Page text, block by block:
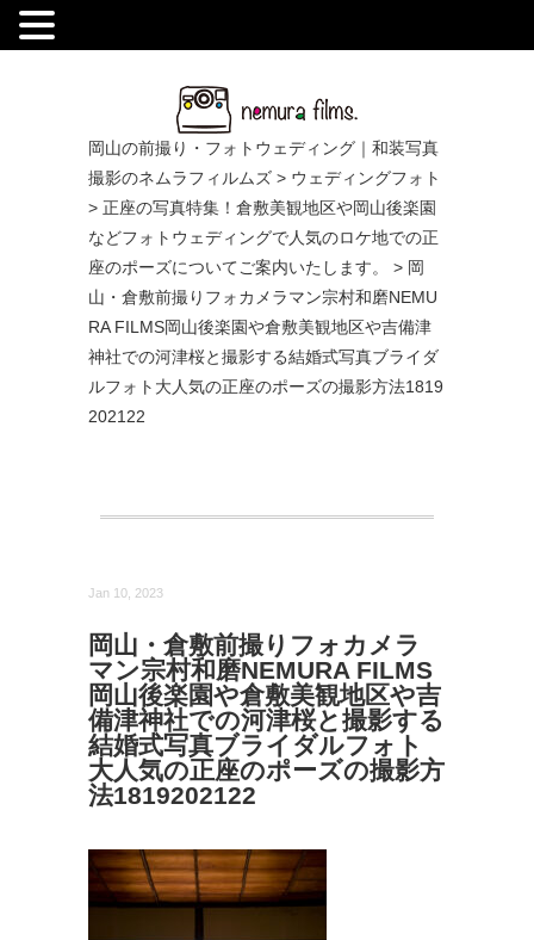
岡山の前撮り・フォトウェディング｜和装写真
撮影のネムラフィルムズ > ウェディングフォト
> 正座の写真特集！倉敷美観地区や岡山後楽園
などフォトウェディングで人気のロケ地での正
座のポーズについてご案内いたします。
> 岡
山・倉敷前撮りフォカメラマン宗村和磨NEMU
RA FILMS岡山後楽園や倉敷美観地区や吉備津
神社での河津桜と撮影する結婚式写真ブライダ
ルフォト大人気の正座のポーズの撮影方法1819
202122
Jan 10, 2023
岡山・倉敷前撮りフォカメラ
マン宗村和磨NEMURA FILMS
岡山後楽園や倉敷美観地区や吉
備津神社での河津桜と撮影する
結婚式写真ブライダルフォト
大人気の正座のポーズの撮影方
法1819202122